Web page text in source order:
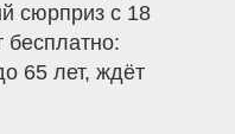
сюрприз с 18
бесплатно:
65 лет, ждёт